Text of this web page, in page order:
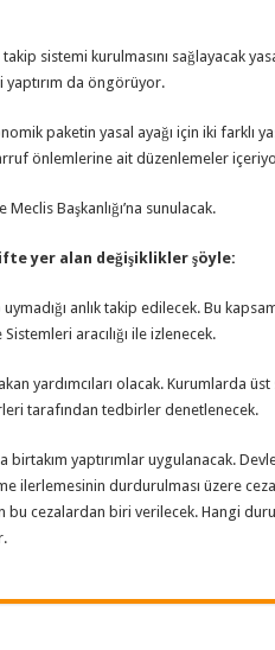
sistemi kurulmasını sağlayacak
da öngörüyor.
paketin yasal ayağı için iki farklı
önlemlerine ait düzenlemeler
Meclis Başkanlığı’na sunulacak.
yer alan değişiklikler şöyle:
anlık takip edilecek. Bu
aracılığı ile izlenecek.
yardımcıları olacak. Kurumlarda üst
tarafından tedbirler denetlenecek.
birtakım yaptırımlar uygulanacak.
ilerlemesinin durdurulması üzere
cezalardan biri verilecek. Hangi